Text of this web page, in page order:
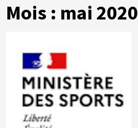
Mois : mai 2020